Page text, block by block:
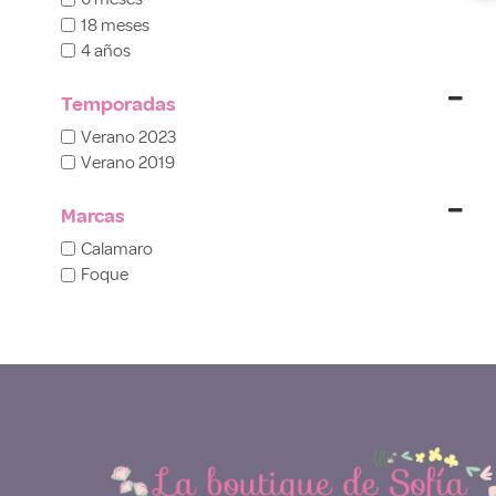
18 meses
4 años
Temporadas
Verano 2023
Verano 2019
Marcas
Calamaro
Foque